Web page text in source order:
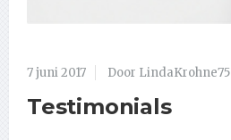
7 juni 2017 Door LindaKrohne75
Testimonials